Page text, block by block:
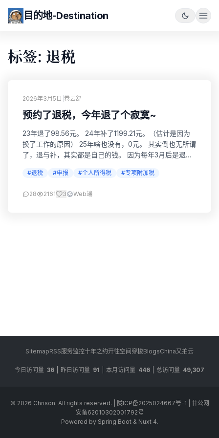
目的地-Destination
标签: 退税
2026年3月5日 卷云舒
预约了退税，今年退了个寂寞~
23年退了98.56元。 24年补了1199.21元。（估计是因为
换了工作的原因） 25年啥也没有，0元。 其实倒也无所谓
了，退与补，其实都是自己的钱。 因为每年3月后是退
个月就会多扣，那么之后退税期才临时申报，那不就得补
铁，可以指正。哈哈哈😁
#退税 #申报 #个人所得税 #专项附加税
28 2161 3 Web端
SitemapRSS服务监控十年之约开往空间穿梭BlogsChina又拍云
今日访问量 36 昨日访问量 91 本月访问量 446 总访问量 49,307
© 2026 Chrison. All rights reserved. 陇ICP备2025024667号-1
甘公网
安备62010302001792号
Powered by Spring Boot & Nuxt 4.